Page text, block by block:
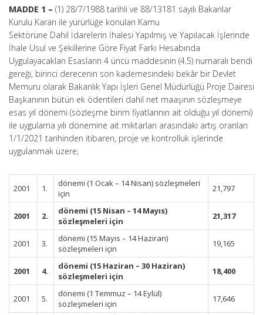
MADDE 1 – (1) 28/7/1988 tarihli ve 88/13181 sayılı Bakanlar
Kurulu Kararı ile yürürlüğe konulan Kamu
Sektörüne Dahil İdarelerin İhalesi Yapılmış ve Yapılacak İşlerinde
İhale Usul ve Şekillerine Göre Fiyat Farkı Hesabında
Uygulayacakları Esasların 4 üncü maddesinin (4.5) numaralı bendi
gereği, birinci derecenin son kademesindeki bekâr bir Devlet
Memuru olarak Bakanlık Yapı İşleri Genel Müdürlüğü Proje Dairesi
Başkanının bütün ek ödentileri dahil net maaşının sözleşmeye
esas yıl dönemi (sözleşme birim fiyatlarının ait olduğu yıl dönemi)
ile uygulama yılı dönemine ait miktarları arasındaki artış oranları
1/1/2021 tarihinden itibaren, proje ve kontrolluk işlerinde
uygulanmak üzere;
2001 1.
dönemi (1 Ocak – 14 Nisan) sözleşmeleri
için
21,797
2001 2.
dönemi (15 Nisan – 14 Mayıs)
sözleşmeleri için
21,317
2001 3.
dönemi (15 Mayıs – 14 Haziran)
sözleşmeleri için
19,165
2001 4.
dönemi (15 Haziran – 30 Haziran)
sözleşmeleri için
18,400
2001 5.
dönemi (1 Temmuz – 14 Eylül)
sözleşmeleri için
17,646